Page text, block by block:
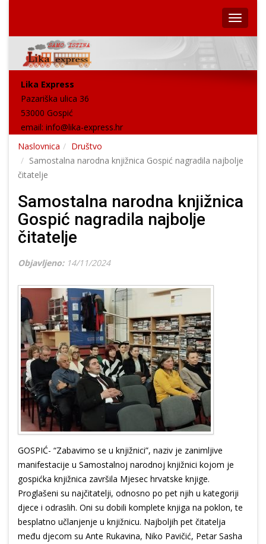
Lika Express
Pazariška ulica 36
53000 Gospić
email: info@lika-express.hr
Naslovnica
Društvo
Samostalna narodna knjižnica Gospić nagradila najbolje
čitatelje
Samostalna narodna knjižnica
Gospić nagradila najbolje
čitatelje
Objavljeno: 14/11/2024
GOSPIĆ- “Zabavimo se u knjižnici”, naziv je zanimljive
manifestacije u Samostalnoj narodnoj knjižnici kojom je
gospićka knjižnica završila Mjesec hrvatske knjige.
Proglašeni su najčitatelji, odnosno po pet njih u kategoriji
djece i odraslih. Oni su dobili komplete knjiga na poklon, te
besplatno učlanjenje u knjižnicu. Najboljih pet čitatelja
među djecom su Ante Rukavina, Niko Pavičić, Petar Sasha